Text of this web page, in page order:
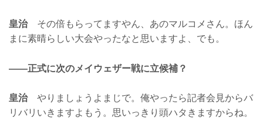
皇治その倍もらってますやん、あのマルコメさん。ほん
まに素晴らしい大会やったなと思いますよ、でも。
——正式に次のメイウェザー戦に立候補？
皇治やりましょうよまじで。俺やったら記者会見からバ
リバリいきますよもう。思いっきり頭ハタきますからね。